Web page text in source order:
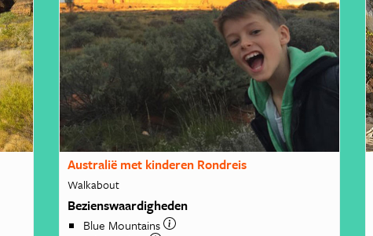
Australië met kinderen Rondreis
Walkabout
Bezienswaardigheden
Blue Mountains